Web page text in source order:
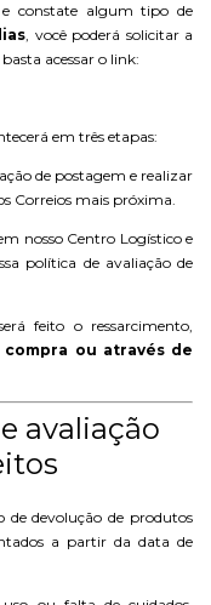
e constate algum tipo de
, você poderá solicitar a
acessar o link:
em três etapas:
de postagem e realizar
Correios mais próxima.
nosso Centro Logístico e
política de avaliação de
feito o ressarcimento,
ou através de
avaliação
de devolução de produtos
a partir da data de